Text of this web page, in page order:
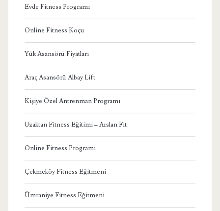
Evde Fitness Programı
Online Fitness Koçu
Yük Asansörü Fiyatları
Araç Asansörü Albay Lift
Kişiye Özel Antrenman Programı
Uzaktan Fitness Eğitimi – Arslan Fit
Online Fitness Programı
Çekmeköy Fitness Eğitmeni
Ümraniye Fitness Eğitmeni